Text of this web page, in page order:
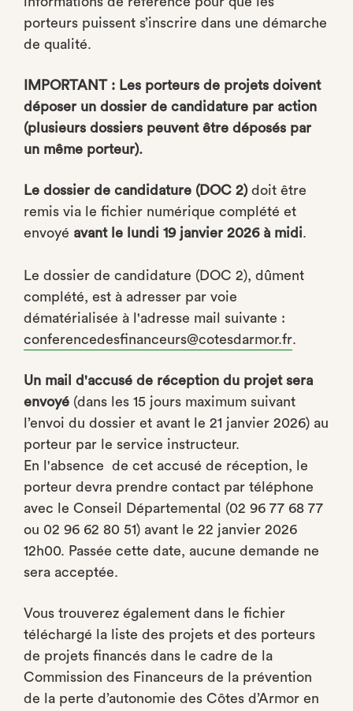
porteurs puissent s’inscrire dans une démarche
de qualité.
IMPORTANT : Les porteurs de projets doivent
déposer un dossier de candidature par action
(plusieurs dossiers peuvent être déposés par
un même porteur).
Le dossier de candidature (DOC 2)doit être
remis via le fichier numérique complété et
envoyé avant le lundi 19 janvier 2026 à midi.
Le dossier de candidature (DOC 2), dûment
complété, est à adresser par voie
dématérialisée à l'adresse mail suivante :
conferencedesfinanceurs@cotesdarmor.fr.
Un mail d'accusé de réception du projet sera
envoyé (dans les 15 jours maximum suivant
l’envoi du dossier et avant le 21 janvier 2026) au
porteur par le service instructeur.
En l'absence de cet accusé de réception, le
porteur devra prendre contact par téléphone
avec le Conseil Départemental (02 96 77 68 77
ou 02 96 62 80 51) avant le 22 janvier 2026
12h00. Passée cette date, aucune demande ne
sera acceptée.
Vous trouverez également dans le fichier
téléchargé la liste des projets et des porteurs
de projets financés dans le cadre de la
Commission des Financeurs de la prévention
de la perte d’autonomie des Côtes d’Armor en